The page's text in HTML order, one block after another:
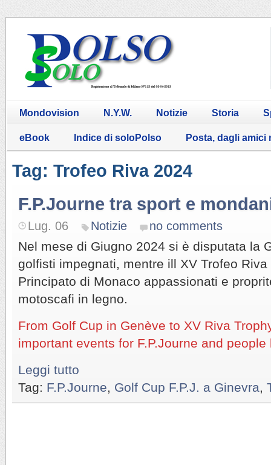
Mondovision N.Y.W. Notizie Storia
eBook Indice di soloPolso Posta, dagli amici
Tag: Trofeo Riva 2024
F.P.Journe tra sport e
Lug. 06 Notizie no comments
Nel mese di Giugno 2024 si è disputata la
golfisti impegnati, mentre ill XV Trofeo
Principato di Monaco appassionati e
motoscafi in legno.
From Golf Cup in Genève to XV Riva
important events for F.P.Journe and
Leggi tutto
Tag: F.P.Journe Golf Cup F.P.J. a Ginevra